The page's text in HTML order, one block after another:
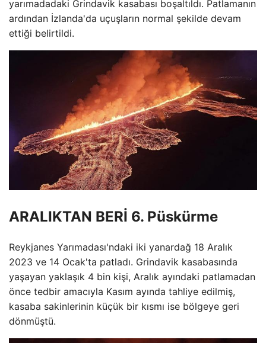
yarımadadaki Grindavik kasabası boşaltıldı. Patlamanın
ardından İzlanda'da uçuşların normal şekilde devam
ettiği belirtildi.
ARALIKTAN BERİ 6. Püskürme
Reykjanes Yarımadası'ndaki iki yanardağ 18 Aralık
2023 ve 14 Ocak'ta patladı. Grindavik kasabasında
yaşayan yaklaşık 4 bin kişi, Aralık ayındaki patlamadan
önce tedbir amacıyla Kasım ayında tahliye edilmiş,
kasaba sakinlerinin küçük bir kısmı ise bölgeye geri
dönmüştü.